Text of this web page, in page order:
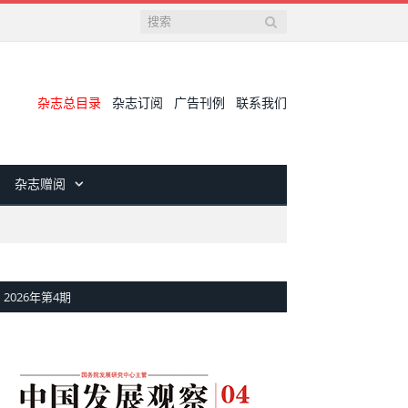
杂志总目录 杂志订阅 广告刊例 联系我们
杂志赠阅
2026年第4期